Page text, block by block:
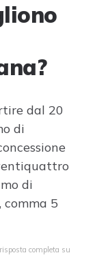
dal 20
di
di
comma 5
completa su